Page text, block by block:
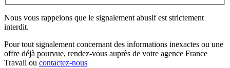
Nous vous rappelons que le signalement abusif est strictement
interdit.
Pour tout signalement concernant des informations inexactes ou une
offre déjà pourvue, rendez-vous auprès de votre agence France
Travail ou contactez-nous